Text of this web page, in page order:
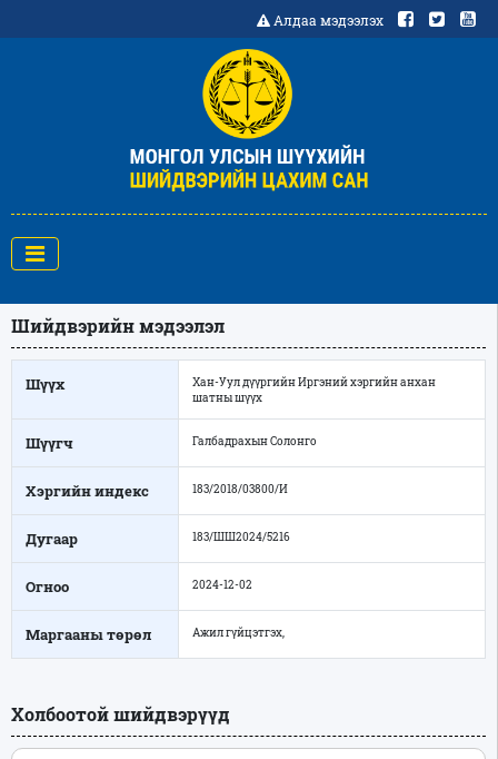
Алдаа мэдээлэх
Шийдвэрийн мэдээлэл
Шүүх
Хан-Уул дүүргийн Иргэний хэргийн анхан
шатны шүүх
Шүүгч Галбадрахын Солонго
Хэргийн индекс 183/2018/03800/И
Дугаар 183/ШШ2024/5216
Огноо 2024-12-02
Маргааны төрөл Ажил гүйцэтгэх,
Холбоотой шийдвэрүүд